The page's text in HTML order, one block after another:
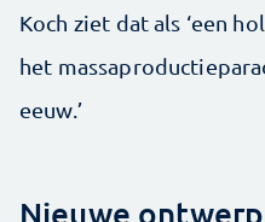
Koch ziet dat als ‘een
het
eeuw.’
Nieuwe